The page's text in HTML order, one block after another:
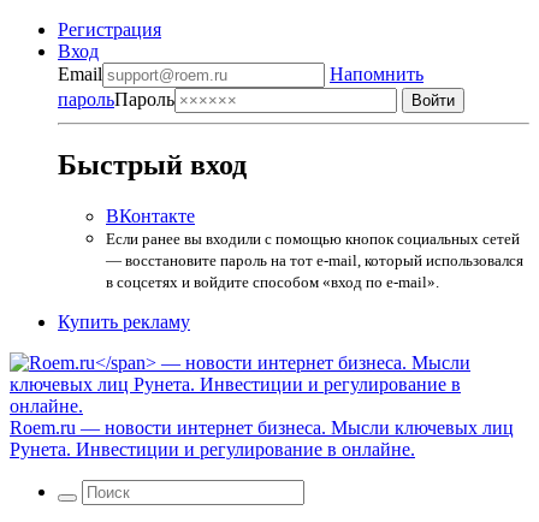
Регистрация
Вход
Email
Напомнить
парольПароль
Быстрый вход
ВКонтакте
Если ранее вы входили с помощью кнопок социальных сетей
— восстановите пароль на тот e-mail, который использовался
в соцсетях и войдите способом «вход по e-mail».
Купить рекламу
Roem.ru — новости интернет бизнеса. Мысли ключевых лиц
Рунета. Инвестиции и регулирование в онлайне.